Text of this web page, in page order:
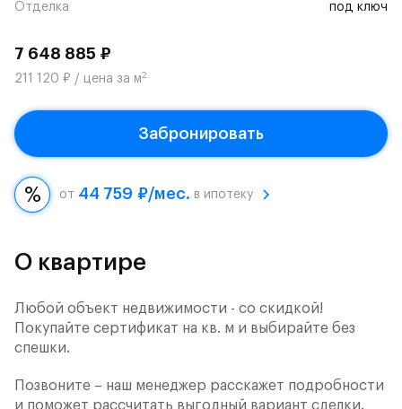
Отделка под ключ
7 648 885 ₽
211 120 ₽ / цена за м2
Забронировать
от 44 759 ₽/мес. в ипотеку
О квартире
Любой объект недвижимости - со скидкой!
Покупайте сертификат на кв. м и выбирайте без
спешки.
Позвоните – наш менеджер расскажет подробности
и поможет рассчитать выгодный вариант сделки.